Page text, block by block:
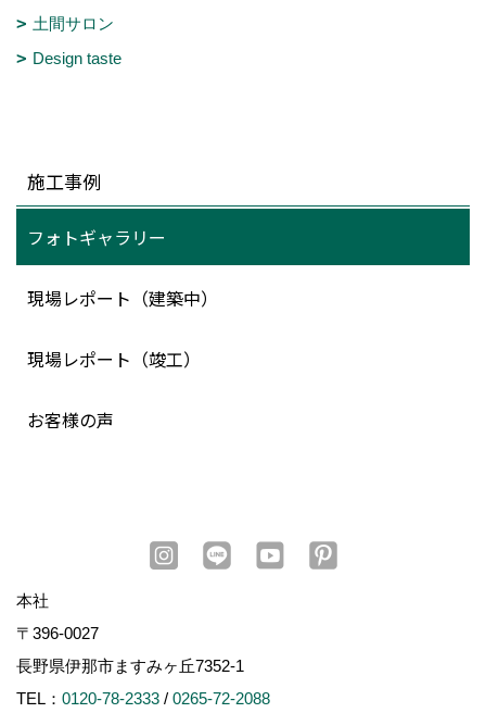
土間サロン
Design taste
施工事例
フォトギャラリー
現場レポート（建築中）
現場レポート（竣工）
お客様の声
本社
〒396-0027
長野県伊那市ますみヶ丘7352-1
TEL： 0120-78-2333 / 0265-72-2088